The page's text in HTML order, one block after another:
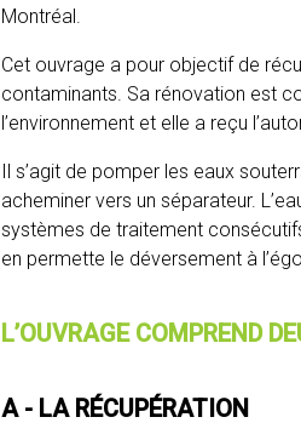
Montréal.
Cet ouvrage a pour objectif de
contaminants. Sa rénovation est
l’environnement et elle a reçu
Il s’agit de pomper les eaux
acheminer vers un séparateur.
systèmes de traitement
en permette le déversement à
L’OUVRAGE COMPREND
A - LA RÉCUPÉRATION